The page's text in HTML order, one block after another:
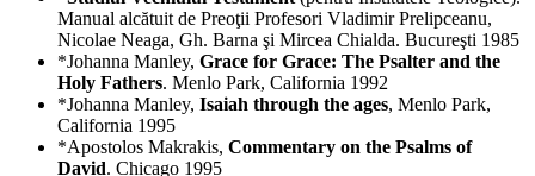
Manual alcătuit de Preoţii Profesori Vladimir Prelipceanu,
Nicolae Neaga, Gh. Barna şi Mircea Chialda. Bucureşti 1985
*Johanna Manley, Grace for Grace: The Psalter and the
Holy Fathers. Menlo Park, California 1992
*Johanna Manley, Isaiah through the ages, Menlo Park,
California 1995
*Apostolos Makrakis, Commentary on the Psalms of
David. Chicago 1995